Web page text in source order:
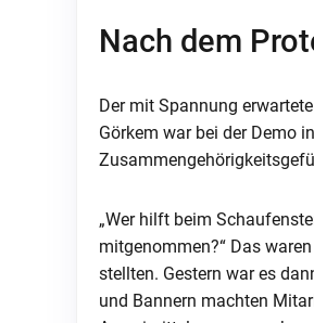
Nach dem
Der mit Spannung
Görkem war bei der Demo
„Wer hilft beim
mitgenommen?“ Das
stellten. Gestern war es
und Bannern machten